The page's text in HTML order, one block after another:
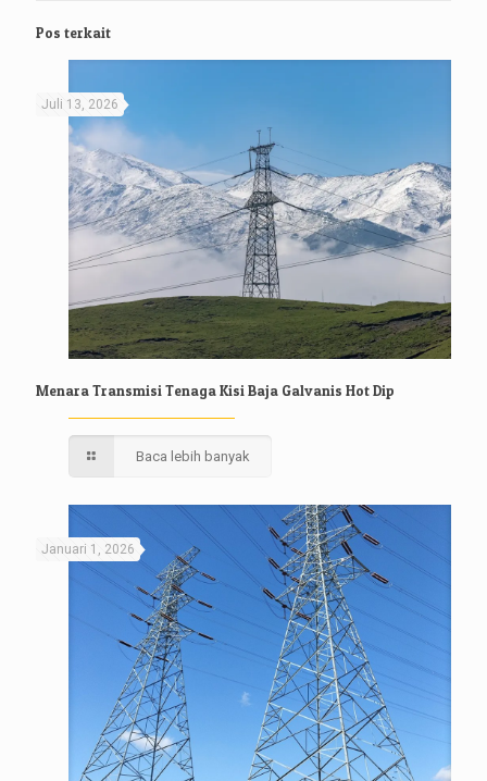
Pos terkait
Juli 13, 2026
Menara Transmisi Tenaga Kisi Baja Galvanis Hot Dip
Baca lebih banyak
Januari 1, 2026